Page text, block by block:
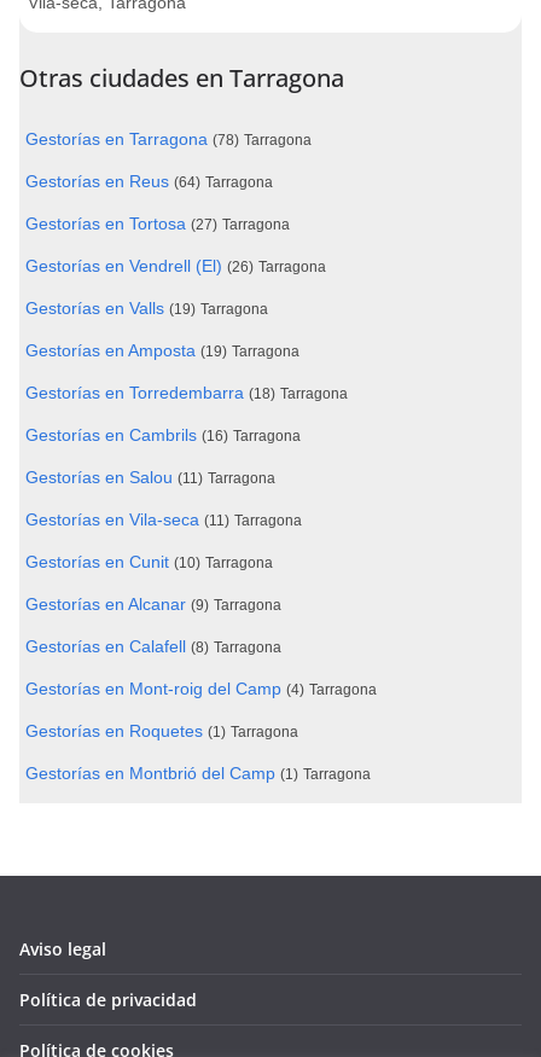
Otras ciudades en Tarragona
Gestorías en Tarragona (78) Tarragona
Gestorías en Reus (64) Tarragona
Gestorías en Tortosa (27) Tarragona
Gestorías en Vendrell (El) (26) Tarragona
Gestorías en Valls (19) Tarragona
Gestorías en Amposta (19) Tarragona
Gestorías en Torredembarra (18) Tarragona
Gestorías en Cambrils (16) Tarragona
Gestorías en Salou (11) Tarragona
Gestorías en Vila-seca (11) Tarragona
Gestorías en Cunit (10) Tarragona
Gestorías en Alcanar (9) Tarragona
Gestorías en Calafell (8) Tarragona
Gestorías en Mont-roig del Camp (4) Tarragona
Gestorías en Roquetes (1) Tarragona
Gestorías en Montbrió del Camp (1) Tarragona
Aviso legal
Política de privacidad
Política de cookies